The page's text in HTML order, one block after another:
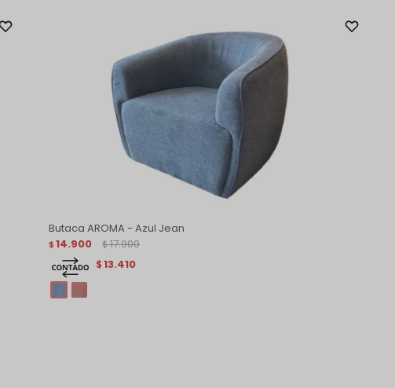
Butaca AROMA - Azul Jean
$ 14.900 $ 17.900
$13.410